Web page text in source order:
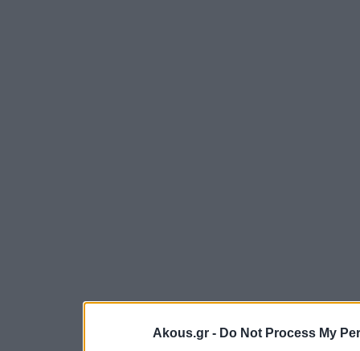
Akous.gr - Do Not Process My